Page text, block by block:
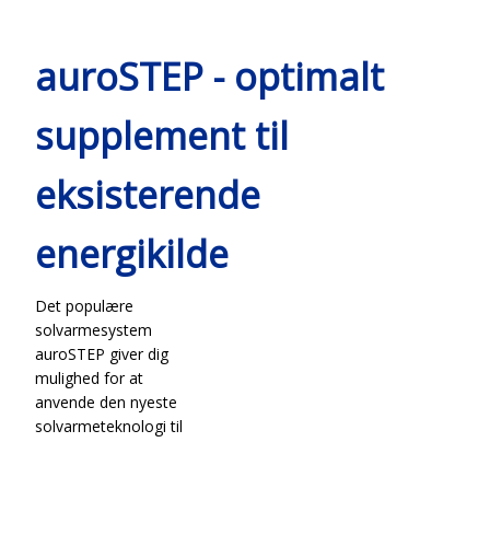
auroSTEP - optimalt
supplement til
eksisterende
energikilde
Det populære
solvarmesystem
auroSTEP giver dig
mulighed for at
anvende den nyeste
solvarmeteknologi til